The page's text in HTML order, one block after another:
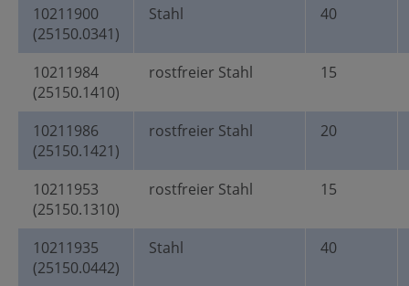
10211900
(25150.0341)
Stahl 40
10211984
(25150.1410)
rostfreier Stahl 15
10211986
(25150.1421)
rostfreier Stahl 20
10211953
(25150.1310)
rostfreier Stahl 15
10211935
(25150.0442)
Stahl 40